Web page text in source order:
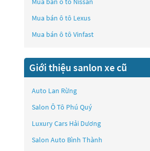
Mua bán ô tô Lexus
Mua bán ô tô Vinfast
Giới thiệu sanlon xe cũ
Auto Lan Rừng
Salon Ô Tô Phú Quý
Luxury Cars Hải Dương
Salon Auto Bình Thành